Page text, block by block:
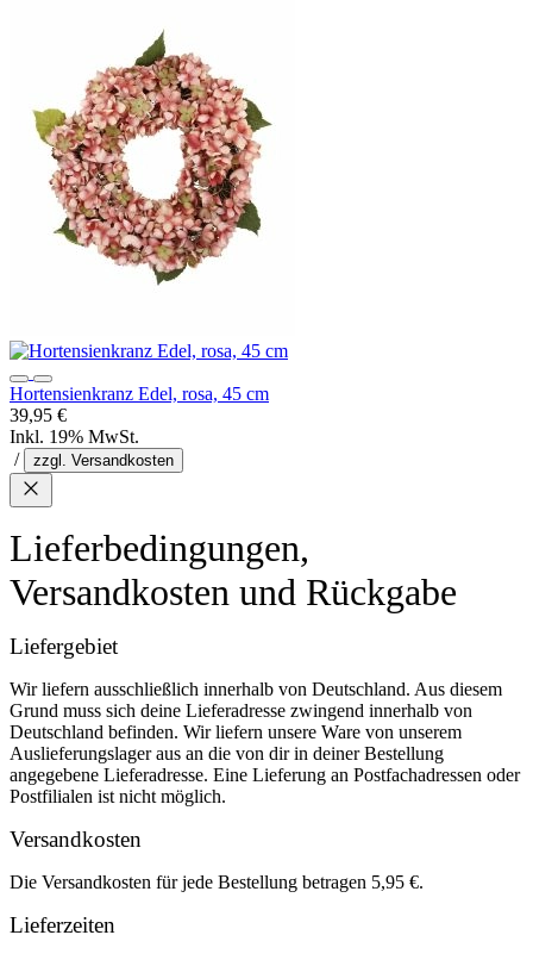
Hortensienkranz Edel, rosa, 45 cm
39,95 €
Inkl. 19% MwSt.
/
zzgl. Versandkosten
Lieferbedingungen,
Versandkosten und Rückgabe
Liefergebiet
Wir liefern ausschließlich innerhalb von Deutschland. Aus diesem
Grund muss sich deine Lieferadresse zwingend innerhalb von
Deutschland befinden. Wir liefern unsere Ware von unserem
Auslieferungslager aus an die von dir in deiner Bestellung
angegebene Lieferadresse. Eine Lieferung an Postfachadressen oder
Postfilialen ist nicht möglich.
Versandkosten
Die Versandkosten für jede Bestellung betragen 5,95 €.
Lieferzeiten